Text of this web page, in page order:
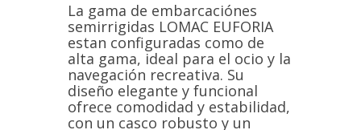
La gama de embarcaciónes
semirrigidas LOMAC EUFORIA
estan configuradas como de
alta gama, ideal para el ocio y la
navegación recreativa. Su
diseño elegante y funcional
ofrece comodidad y estabilidad,
con un casco robusto y un